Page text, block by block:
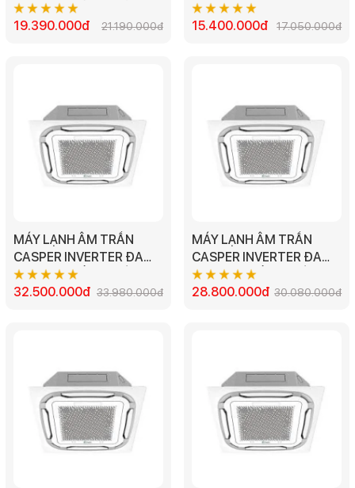
HƯỚNG THỔI 1 CHIỀU
CC-24FS35 - 2.5HP
19.390.000đ 21.190.000đ
18FS35 - 2.0HP
15.400.000đ
17.050.000đ
MÁY LẠNH ÂM TRẦN
CASPER INVERTER ĐA
HƯỚNG THỔI 1 CHIỀU
CC-48IS35 - 5.0HP
32.500.000đ 33.980.000đ
MÁY LẠNH ÂM TRẦN
CASPER INVERTER ĐA
HƯỚNG THỔI 1 CHIỀU
CC-36IS35 4.0HP
28.800.000đ 30.080.000đ